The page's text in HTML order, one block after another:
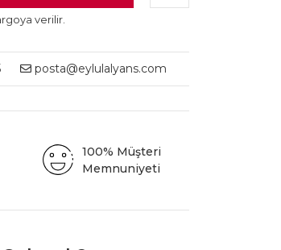
verilir.
posta@eylulalyans.com
100% Müşteri
Memnuniyeti